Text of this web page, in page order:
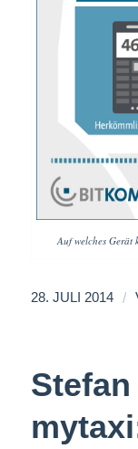
Auf welches
28. JULI 2014 /